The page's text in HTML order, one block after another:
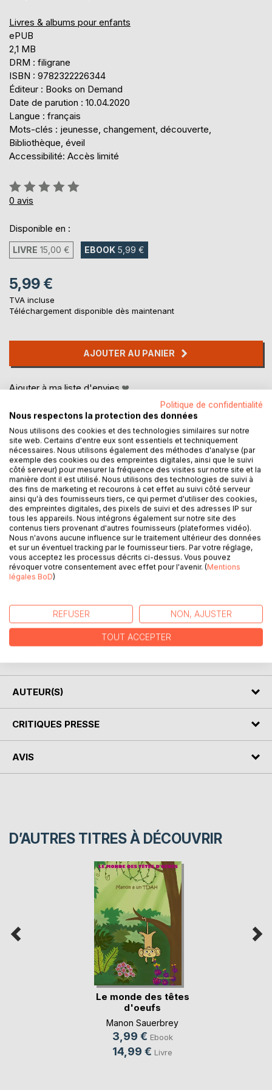
Livres & albums pour enfants
ePUB
2,1 MB
DRM : filigrane
ISBN : 9782322226344
Éditeur : Books on Demand
Date de parution : 10.04.2020
Langue : français
Mots-clés : jeunesse, changement, découverte,
Bibliothèque, éveil
Accessibilité: Accès limité
Évaluation:
0%
0 avis
Disponible en :
LIVRE 15,00 € EBOOK 5,99 €
5,99 €
TVA incluse
Téléchargement disponible dès maintenant
AJOUTER AU PANIER
Ajouter à ma liste d'envies
DESCRIPTION
A Bulloville, cinq amis se rendent souvent à la bidulothèque,
mais un jour, tout change...
Bientôt, leur lieu de jeu favori sera remplacé.
C'est ABOMINABLE !
événement déstabilisant, et il n'est pas toujours aisé d'y
faire face.
En lisant la bidulothèque avec votre enfant, abordez de
AUTEUR(S)
CRITIQUES PRESSE
AVIS
D’AUTRES TITRES À DÉCOUVRIR
Le monde des têtes
d'oeufs
Manon Sauerbrey
3,99 € Ebook
14,99 € Livre
Politique de confidentialité
Nous respectons la protection des données
Nous utilisons des cookies et des technologies similaires sur notre
site web. Certains d'entre eux sont essentiels et techniquement
nécessaires. Nous utilisons également des méthodes d'analyse (par
exemple des cookies ou des empreintes digitales, ainsi que le suivi
côté serveur) pour mesurer la fréquence des visites sur notre site et la
manière dont il est utilisé. Nous utilisons des technologies de suivi à
des fins de marketing et recourons à cet effet au suivi côté serveur
ainsi qu'à des fournisseurs tiers, ce qui permet d'utiliser des cookies,
des empreintes digitales, des pixels de suivi et des adresses IP sur
tous les appareils. Nous intégrons également sur notre site des
contenus tiers provenant d'autres fournisseurs (plateformes vidéo).
Nous n'avons aucune influence sur le traitement ultérieur des données
et sur un éventuel tracking par le fournisseur tiers. Par votre réglage,
vous acceptez les processus décrits ci-dessus. Vous pouvez
révoquer votre consentement avec effet pour l'avenir. (Mentions
légales BoD)
REFUSER NON, AJUSTER
TOUT ACCEPTER